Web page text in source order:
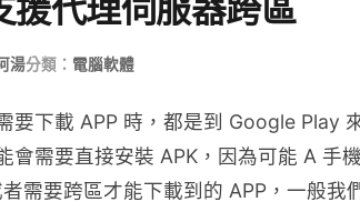
援代理伺服器跨區
湯分類： 電腦軟體
要下載 APP 時，都是到 Google Play
會需要直接安裝 APK，因為可能 A 手
需要跨區才能下載到的 APP，一般我